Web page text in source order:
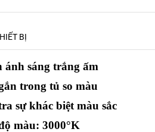
BỊ
ánh sáng trắng ấm
trong tủ so màu
sự khác biệt màu sắc
màu: 3000°K